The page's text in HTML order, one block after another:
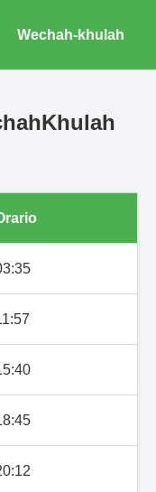
Wechah-khulah